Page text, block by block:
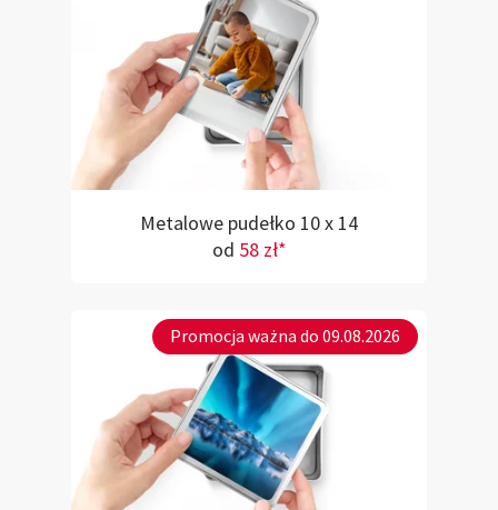
Metalowe pudełko 10 x 14
od 58 zł*
Promocja ważna do 09.08.2026